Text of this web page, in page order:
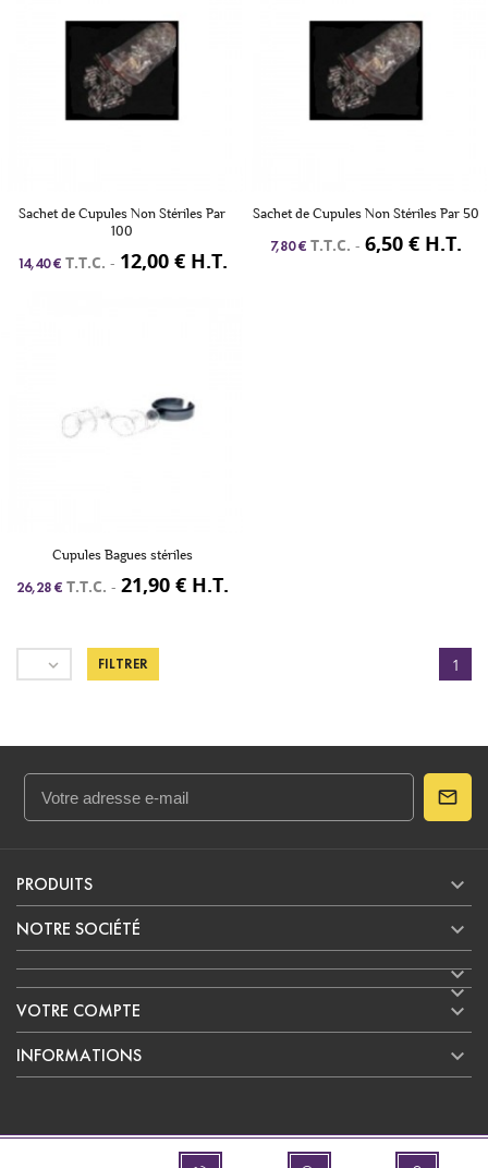
Sachet de Cupules Non Stériles Par
100
14,40 € T.T.C. - 12,00 € H.T.
Sachet de Cupules Non Stériles Par 50
7,80 € T.T.C. - 6,50 € H.T.
Cupules Bagues stériles
26,28 € T.T.C. - 21,90 € H.T.
 FILTRER 1
PRODUITS 
NOTRE SOCIÉTÉ



VOTRE COMPTE 
INFORMATIONS 